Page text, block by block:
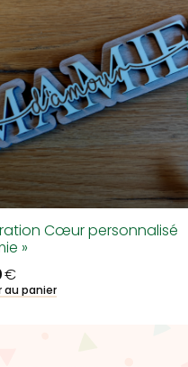
Cœur personnalisé
»
€
au panier